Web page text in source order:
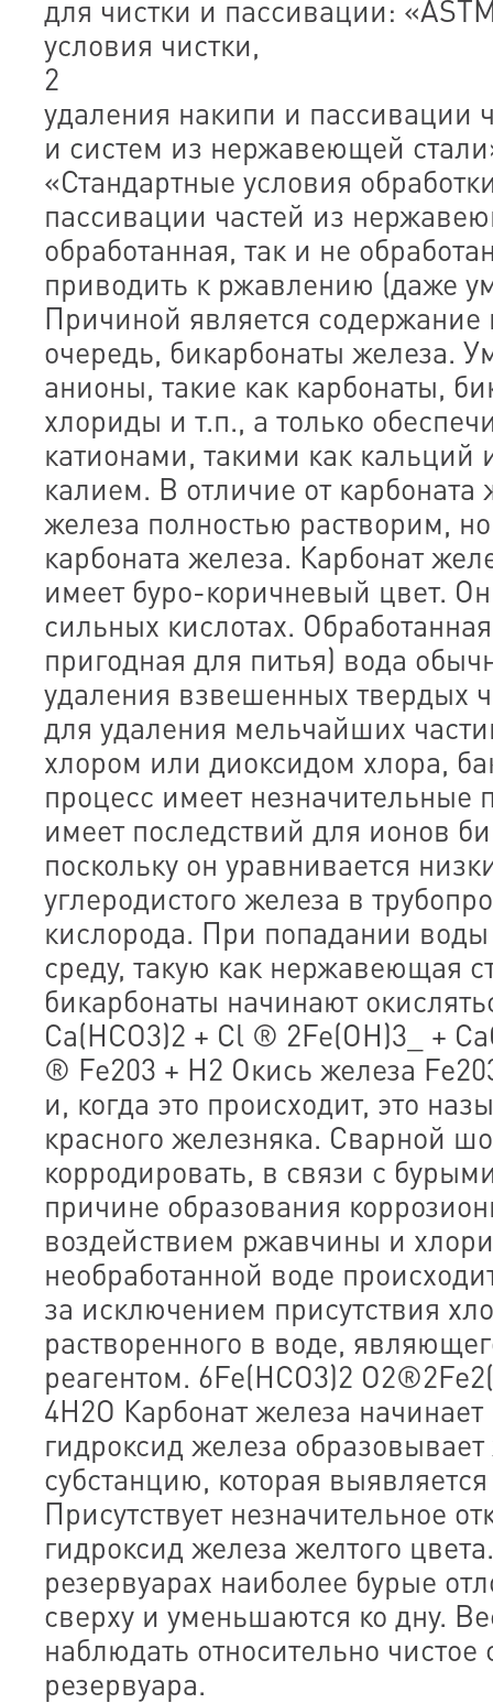
для чистки и пассивации:
условия чистки,
2
удаления накипи и пассивации
и систем из нержавеющей
«Стандартные условия
пассивации частей из
обработанная, так и не
приводить к ржавлению (даже
Причиной является
очередь, бикарбонаты железа.
анионы, такие как карбонаты,
хлориды и т.п., а только
катионами, такими как кальций
калием. В отличие от карбоната
железа полностью растворим,
карбоната железа. Карбонат
имеет буро-коричневый цвет.
сильных кислотах.
пригодная для питья) вода
удаления взвешенных твердых
для удаления мельчайших
хлором или диоксидом хлора,
процесс имеет незначительные
имеет последствий для ионов
поскольку он уравнивается
углеродистого железа в
кислорода. При попадании
среду, такую как нержавеющая
бикарбонаты начинают
Ca(HCO3)2 + Cl ® 2Fe(OH)3_ +
® Fe203 + H2 Окись железа
и, когда это происходит, это
красного железняка. Сварной
корродировать, в связи с
причине образования
воздействием ржавчины и
необработанной воде
за исключением присутствия
растворенного в воде,
реагентом. 6Fe(HCO3)2
4H2O Карбонат железа начинает
гидроксид железа
субстанцию, которая
Присутствует незначительное
гидроксид железа желтого
резервуарах наиболее бурые
сверху и уменьшаются ко дну.
наблюдать относительно
резервуара.